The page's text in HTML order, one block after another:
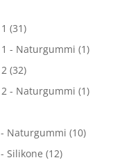
(31)
1 - Naturgummi (1)
(32)
2 - Naturgummi (1)
- Naturgummi (10)
Silikone (12)